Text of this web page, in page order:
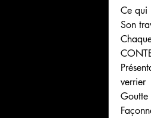
Ce qui
Son
verrier
Goutte